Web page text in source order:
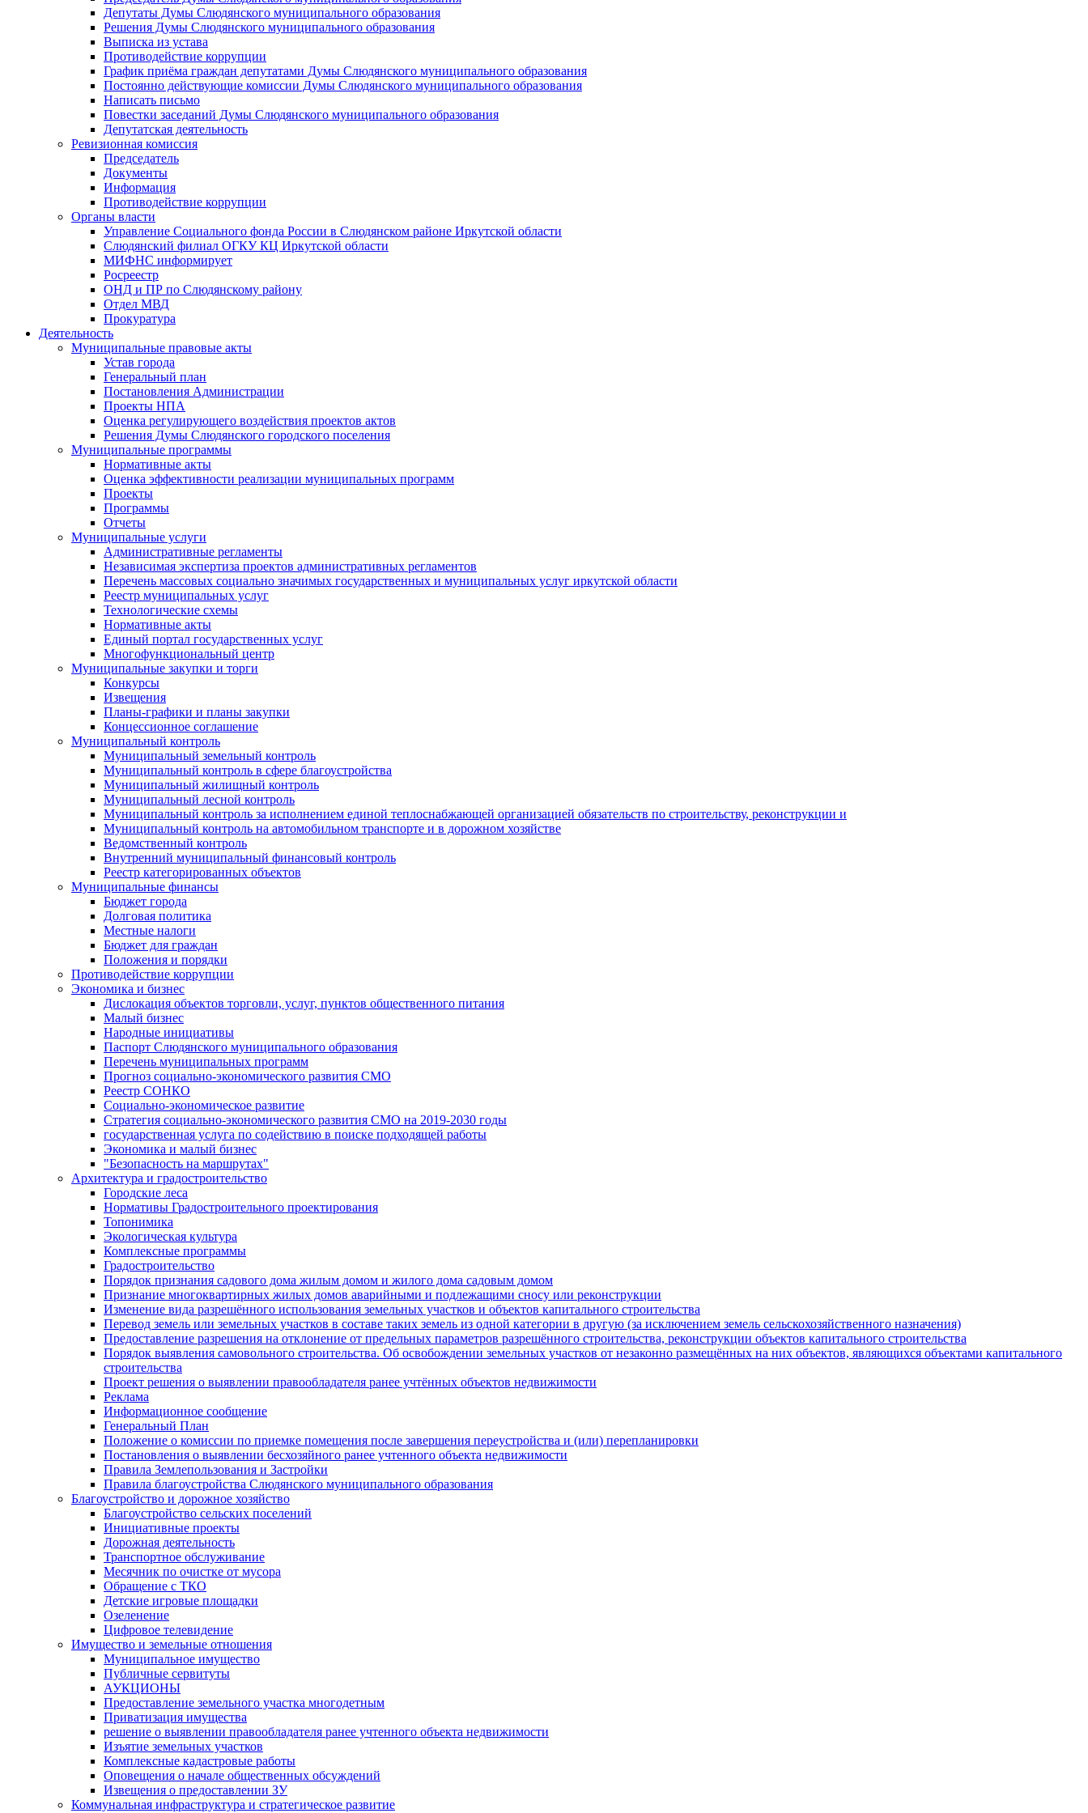
Депутаты Думы Слюдянского муниципального образования
Решения Думы Слюдянского муниципального образования
Выписка из устава
Противодействие коррупции
График приёма граждан депутатами Думы Слюдянского муниципального образования
Постоянно действующие комиссии Думы Слюдянского муниципального образования
Написать письмо
Повестки заседаний Думы Слюдянского муниципального образования
Депутатская деятельность
Ревизионная комиссия
Председатель
Документы
Информация
Противодействие коррупции
Органы власти
Управление Социального фонда России в Слюдянском районе Иркутской области
Слюдянский филиал ОГКУ КЦ Иркутской области
МИФНС информирует
Росреестр
ОНД и ПР по Слюдянскому району
Отдел МВД
Прокуратура
Деятельность
Муниципальные правовые акты
Устав города
Генеральный план
Постановления Администрации
Проекты НПА
Оценка регулирующего воздействия проектов актов
Решения Думы Слюдянского городского поселения
Муниципальные программы
Нормативные акты
Оценка эффективности реализации муниципальных программ
Проекты
Программы
Отчеты
Муниципальные услуги
Административные регламенты
Независимая экспертиза проектов административных регламентов
Перечень массовых социально значимых государственных и муниципальных услуг иркутской области
Реестр муниципальных услуг
Технологические схемы
Нормативные акты
Единый портал государственных услуг
Многофункциональный центр
Муниципальные закупки и торги
Конкурсы
Извещения
Планы-графики и планы закупки
Концессионное соглашение
Муниципальный контроль
Муниципальный земельный контроль
Муниципальный контроль в сфере благоустройства
Муниципальный жилищный контроль
Муниципальный лесной контроль
Муниципальный контроль за исполнением единой теплоснабжающей организацией обязательств по строительству, реконструкции и
Муниципальный контроль на автомобильном транспорте и в дорожном хозяйстве
Ведомственный контроль
Внутренний муниципальный финансовый контроль
Реестр категорированных объектов
Муниципальные финансы
Бюджет города
Долговая политика
Местные налоги
Бюджет для граждан
Положения и порядки
Противодействие коррупции
Экономика и бизнес
Дислокация объектов торговли, услуг, пунктов общественного питания
Малый бизнес
Народные инициативы
Паспорт Слюдянского муниципального образования
Перечень муниципальных программ
Прогноз социально-экономического развития СМО
Реестр СОНКО
Социально-экономическое развитие
Стратегия социально-экономического развития СМО на 2019-2030 годы
государственная услуга по содействию в поиске подходящей работы
Экономика и малый бизнес
"Безопасность на маршрутах"
Архитектура и градостроительство
Городские леса
Нормативы Градостроительного проектирования
Топонимика
Экологическая культура
Комплексные программы
Градостроительство
Порядок признания садового дома жилым домом и жилого дома садовым домом
Признание многоквартирных жилых домов аварийными и подлежащими сносу или реконструкции
Изменение вида разрешённого использования земельных участков и объектов капитального строительства
Перевод земель или земельных участков в составе таких земель из одной категории в другую (за исключением земель сельскохозяйственного назначения)
Предоставление разрешения на отклонение от предельных параметров разрешённого строительства, реконструкции объектов капитального строительства
Порядок выявления самовольного строительства. Об освобождении земельных участков от незаконно размещённых на них объектов, являющихся объектами капитального
строительства
Проект решения о выявлении правообладателя ранее учтённых объектов недвижимости
Реклама
Информационное сообщение
Генеральный План
Положение о комиссии по приемке помещения после завершения переустройства и (или) перепланировки
Постановления о выявлении бесхозяйного ранее учтенного объекта недвижимости
Правила Землепользования и Застройки
Правила благоустройства Слюдянского муниципального образования
Благоустройство и дорожное хозяйство
Благоустройство сельских поселений
Инициативные проекты
Дорожная деятельность
Транспортное обслуживание
Месячник по очистке от мусора
Обращение с ТКО
Детские игровые площадки
Озеленение
Цифровое телевидение
Имущество и земельные отношения
Муниципальное имущество
Публичные сервитуты
АУКЦИОНЫ
Предоставление земельного участка многодетным
Приватизация имущества
решение о выявлении правообладателя ранее учтенного объекта недвижимости
Изъятие земельных участков
Комплексные кадастровые работы
Оповещения о начале общественных обсуждений
Извещения о предоставлении ЗУ
Коммунальная инфраструктура и стратегическое развитие